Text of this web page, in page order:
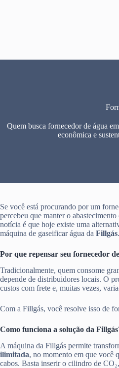
Quem busca fornecedor de água
econômica e
Se você está procurando por um
percebeu que manter o
notícia é que hoje existe uma
máquina de gaseificar água da Fillgás.
Por que repensar seu fornecedor
Tradicionalmente, quem consome
depende de distribuidores locais. O
custos com frete e, muitas vezes,
Com a Fillgás, você resolve isso de
Como funciona a solução da
A máquina da Fillgás permite
ilimitada, no momento em que você
cabos. Basta inserir o cilindro de